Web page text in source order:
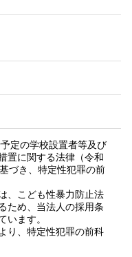
定の学校設置者等及び
置に関する法律（令和
づき、特定性犯罪の前
、こども性暴力防止法
ため、当法人の採用条
います。
り、特定性犯罪の前科